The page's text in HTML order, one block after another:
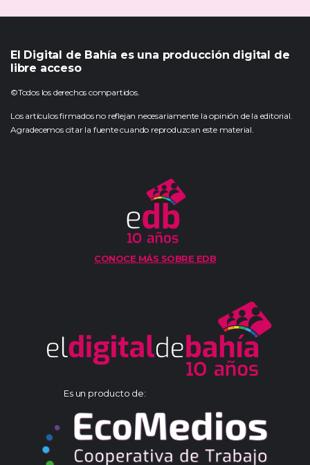
El Digital de Bahía es una producción digital de
libre acceso
©Todos los derechos compartidos.
Los artículos firmados no reflejan necesariamente la opinión de la editorial.
Agradecemos citar la fuente cuando reproduzcan este material.
CONOCE MÁS SOBRE EDB
Es un producto de: